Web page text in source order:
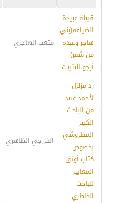
قبيلة عبيدة
الضياغم(بني
هاجر وعبده
من شمر)
أرجو التثبيت
متعب الهاجري
رد مزلزل
لأحمد عبيد
من الباحث
الكبير
المطروشي
بخصوص
كتاب أوثق
المعايير
للباحث
الخاطري
الخزرجي الظاهري